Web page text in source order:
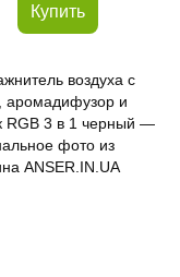
Купить